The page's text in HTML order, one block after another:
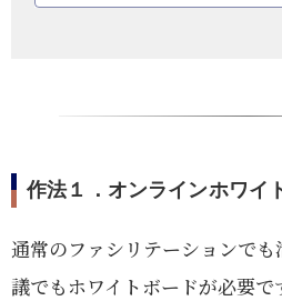
作法１．オンラインホワイ
通常のファシリテーションで
議でもホワイトボードが必要